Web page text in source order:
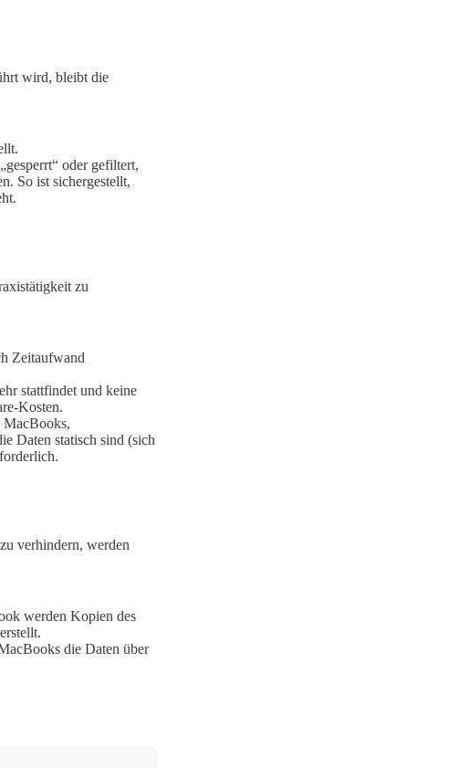
wird, bleibt die
oder gefiltert,
So ist sichergestellt,
zu
Zeitaufwand
stattfindet und keine
Kosten.
MacBooks,
Daten statisch sind (sich
verhindern, werden
werden Kopien des
erstellt.
die Daten über